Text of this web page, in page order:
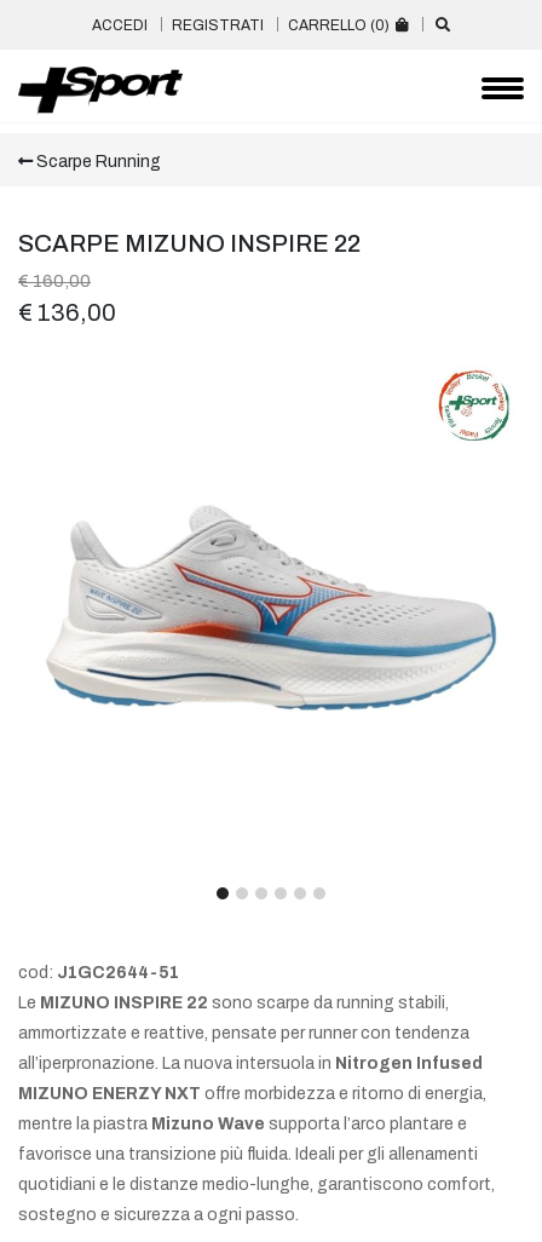
ACCEDI REGISTRATI CARRELLO (0)
Scarpe Running
SCARPE MIZUNO INSPIRE 22
€ 160,00
€ 136,00
cod: J1GC2644-51
Le MIZUNO INSPIRE 22 sono scarpe da running stabili,
ammortizzate e reattive, pensate per runner con tendenza
all’iperpronazione. La nuova intersuola in Nitrogen Infused
MIZUNO ENERZY NXT offre morbidezza e ritorno di energia,
mentre la piastra Mizuno Wave supporta l’arco plantare e
favorisce una transizione più fluida. Ideali per gli allenamenti
quotidiani e le distanze medio-lunghe, garantiscono comfort,
sostegno e sicurezza a ogni passo.